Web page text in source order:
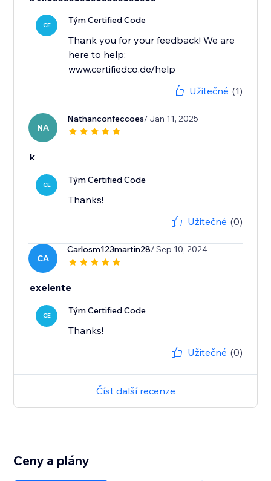
CE Tým Certified Code
Thank you for your feedback! We are
here to help:
www.certifiedco.de/help
Užitečné (1)
NA
Nathanconfeccoes/ Jan 11, 2025
k
CE Tým Certified Code
Thanks!
Užitečné (0)
CA
Carlosm123martin28/ Sep 10, 2024
exelente
CE Tým Certified Code
Thanks!
Užitečné (0)
Číst další recenze
Ceny a plány